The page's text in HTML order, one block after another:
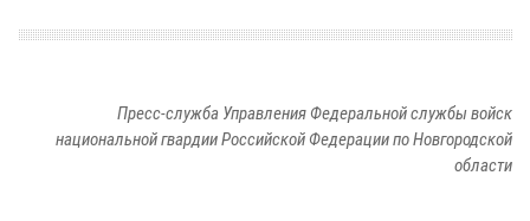
Пресс-служба Управления Федеральной службы войск
национальной гвардии Российской Федерации по Новгородской
области